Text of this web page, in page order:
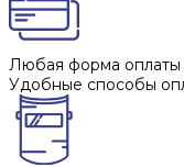
Любая форма оплаты
Удобные способы